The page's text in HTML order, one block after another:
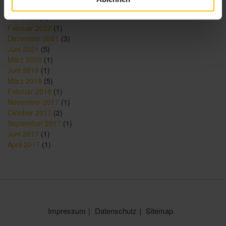
Mai 2022(1)
Februar 2022 (1)
Dezember 2021 (3)
Juni 2021 (5)
März 2020 (1)
Juni 2019 (1)
März 2018 (5)
Februar 2018 (1)
November 2017 (1)
Oktober 2017 (2)
September 2017 (1)
Juni 2017 (1)
April 2017 (1)
Impressum Datenschutz Sitemap